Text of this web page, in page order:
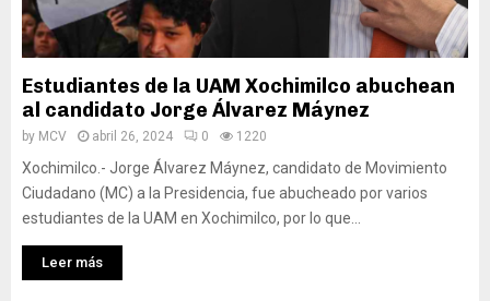
Estudiantes de la UAM Xochimilco abuchean
al candidato Jorge Álvarez Máynez
by MCV abril 26, 2024 0 1220
Xochimilco.- Jorge Álvarez Máynez, candidato de Movimiento
Ciudadano (MC) a la Presidencia, fue abucheado por varios
estudiantes de la UAM en Xochimilco, por lo que...
Leer más